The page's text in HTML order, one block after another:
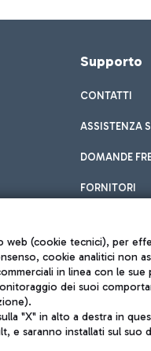
Supporto
CONTATTI
ASSISTENZA
DOMANDE
FORNITORI
Note legali
Mappa sito
(cookie tecnici), per
cookie analitici non
in linea con le
dei suoi
sulla "X" in alto a destra in
saranno installati sul suo